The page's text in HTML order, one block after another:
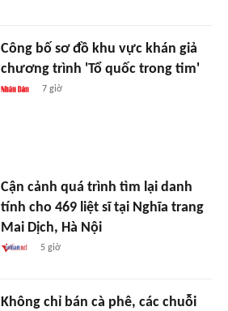
Công bố sơ đồ khu vực khán giả
chương trình 'Tổ quốc trong tim'
7 giờ
Cận cảnh quá trình tìm lại danh
tính cho 469 liệt sĩ tại Nghĩa trang
Mai Dịch, Hà Nội
5 giờ
Không chỉ bán cà phê, các chuỗi